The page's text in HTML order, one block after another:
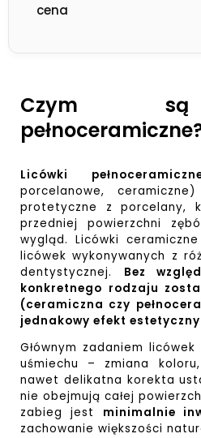
cena
Czym
Licówki
porcelanowe,
protetyczne z porcelany,
przedniej powierzchni
wygląd. Licówki
licówek wykonywanych z
dentystycznej. Bez
konkretnego rodzaju
(ceramiczna czy
jednakowy efekt
Głównym zadaniem
uśmiechu – zmiana
nawet delikatna korekta
nie obejmują całej
zabieg jest minimalnie
zachowanie większości